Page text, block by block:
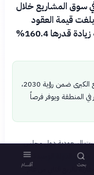
سوق المشاريع خلال
عام 2026، حيث بلغت قيمة العقود
الممنوحة 30 مليار دولار، مسجلة زيادة قدرها 160.4%
هذا النمو يعكس استمرار زخم المشاريع الكبرى ضمن رؤية 2030،
في المنطقة ويوفر فرصاً
السعودية دول مجلس
وكانت الدولة الوحيدة التي
فصلياً وسنوياً بنسبة 53.6% مقارنة بالربع الثاني من عام
بحث أقسام